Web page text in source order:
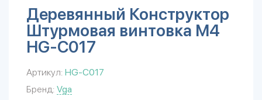
Деревянный Конструктор
Штурмовая винтовка М4
HG-C017
Артикул: HG-C017
Бренд: Vga